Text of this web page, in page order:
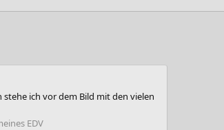
ich vor dem Bild mit den vielen
EDV